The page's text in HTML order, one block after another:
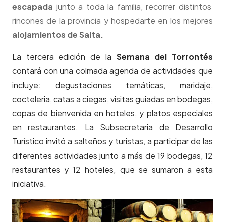
escapada junto a toda la familia, recorrer distintos
rincones de la provincia y hospedarte en los mejores
alojamientos de Salta.
La tercera edición de la Semana del Torrontés
contará con una colmada agenda de actividades que
incluye: degustaciones temáticas, maridaje,
cocteleria, catas a ciegas, visitas guiadas en bodegas,
copas de bienvenida en hoteles, y platos especiales
en restaurantes. La Subsecretaria de Desarrollo
Turístico invitó a salteños y turistas, a participar de las
diferentes actividades junto a más de 19 bodegas, 12
restaurantes y 12 hoteles, que se sumaron a esta
iniciativa.